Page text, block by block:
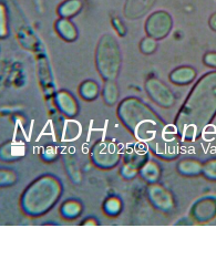
NADH:
marzo 6, 2025 Lluisa